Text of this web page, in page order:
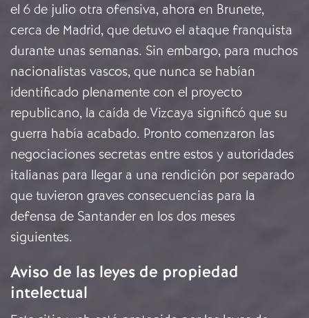
el 6 de julio otra ofensiva, ahora en Brunete,
cerca de Madrid, que detuvo el ataque franquista
durante unas semanas. Sin embargo, para muchos
nacionalistas vascos, que nunca se habían
identificado plenamente con el proyecto
republicano, la caída de Vizcaya significó que su
guerra había acabado. Pronto comenzaron las
negociaciones secretas entre estos y autoridades
italianas para llegar a una rendición por separado
que tuvieron graves consecuencias para la
defensa de Santander en los dos meses
siguientes.
Aviso de las leyes de propiedad
intelectual